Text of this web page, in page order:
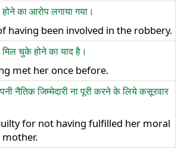
का आरोप लगाया गया।
having been involved in the robbery.
चुके होने का याद है।
met her once before.
नैतिक जिम्मेदारी ना पूरी करने के लिये कसूरवार
for not having fulfilled her moral